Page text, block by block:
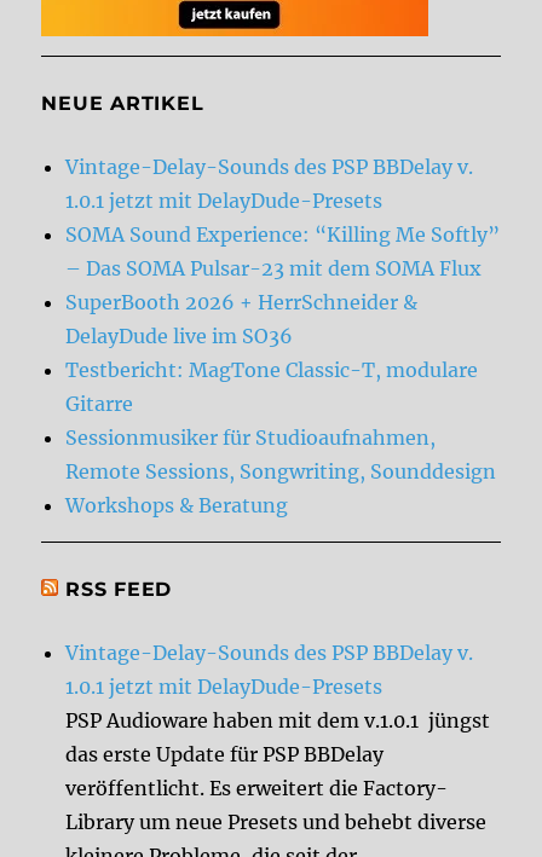
NEUE ARTIKEL
Vintage-Delay-Sounds des PSP BBDelay v.
1.0.1 jetzt mit DelayDude-Presets
SOMA Sound Experience: “Killing Me Softly”
– Das SOMA Pulsar-23 mit dem SOMA Flux
SuperBooth 2026 + HerrSchneider &
DelayDude live im SO36
Testbericht: MagTone Classic-T, modulare
Gitarre
Sessionmusiker für Studioaufnahmen,
Remote Sessions, Songwriting, Sounddesign
Workshops & Beratung
RSS FEED
Vintage-Delay-Sounds des PSP BBDelay v.
1.0.1 jetzt mit DelayDude-Presets
PSP Audioware haben mit dem v.1.0.1 jüngst
das erste Update für PSP BBDelay
veröffentlicht. Es erweitert die Factory-
Library um neue Presets und behebt diverse